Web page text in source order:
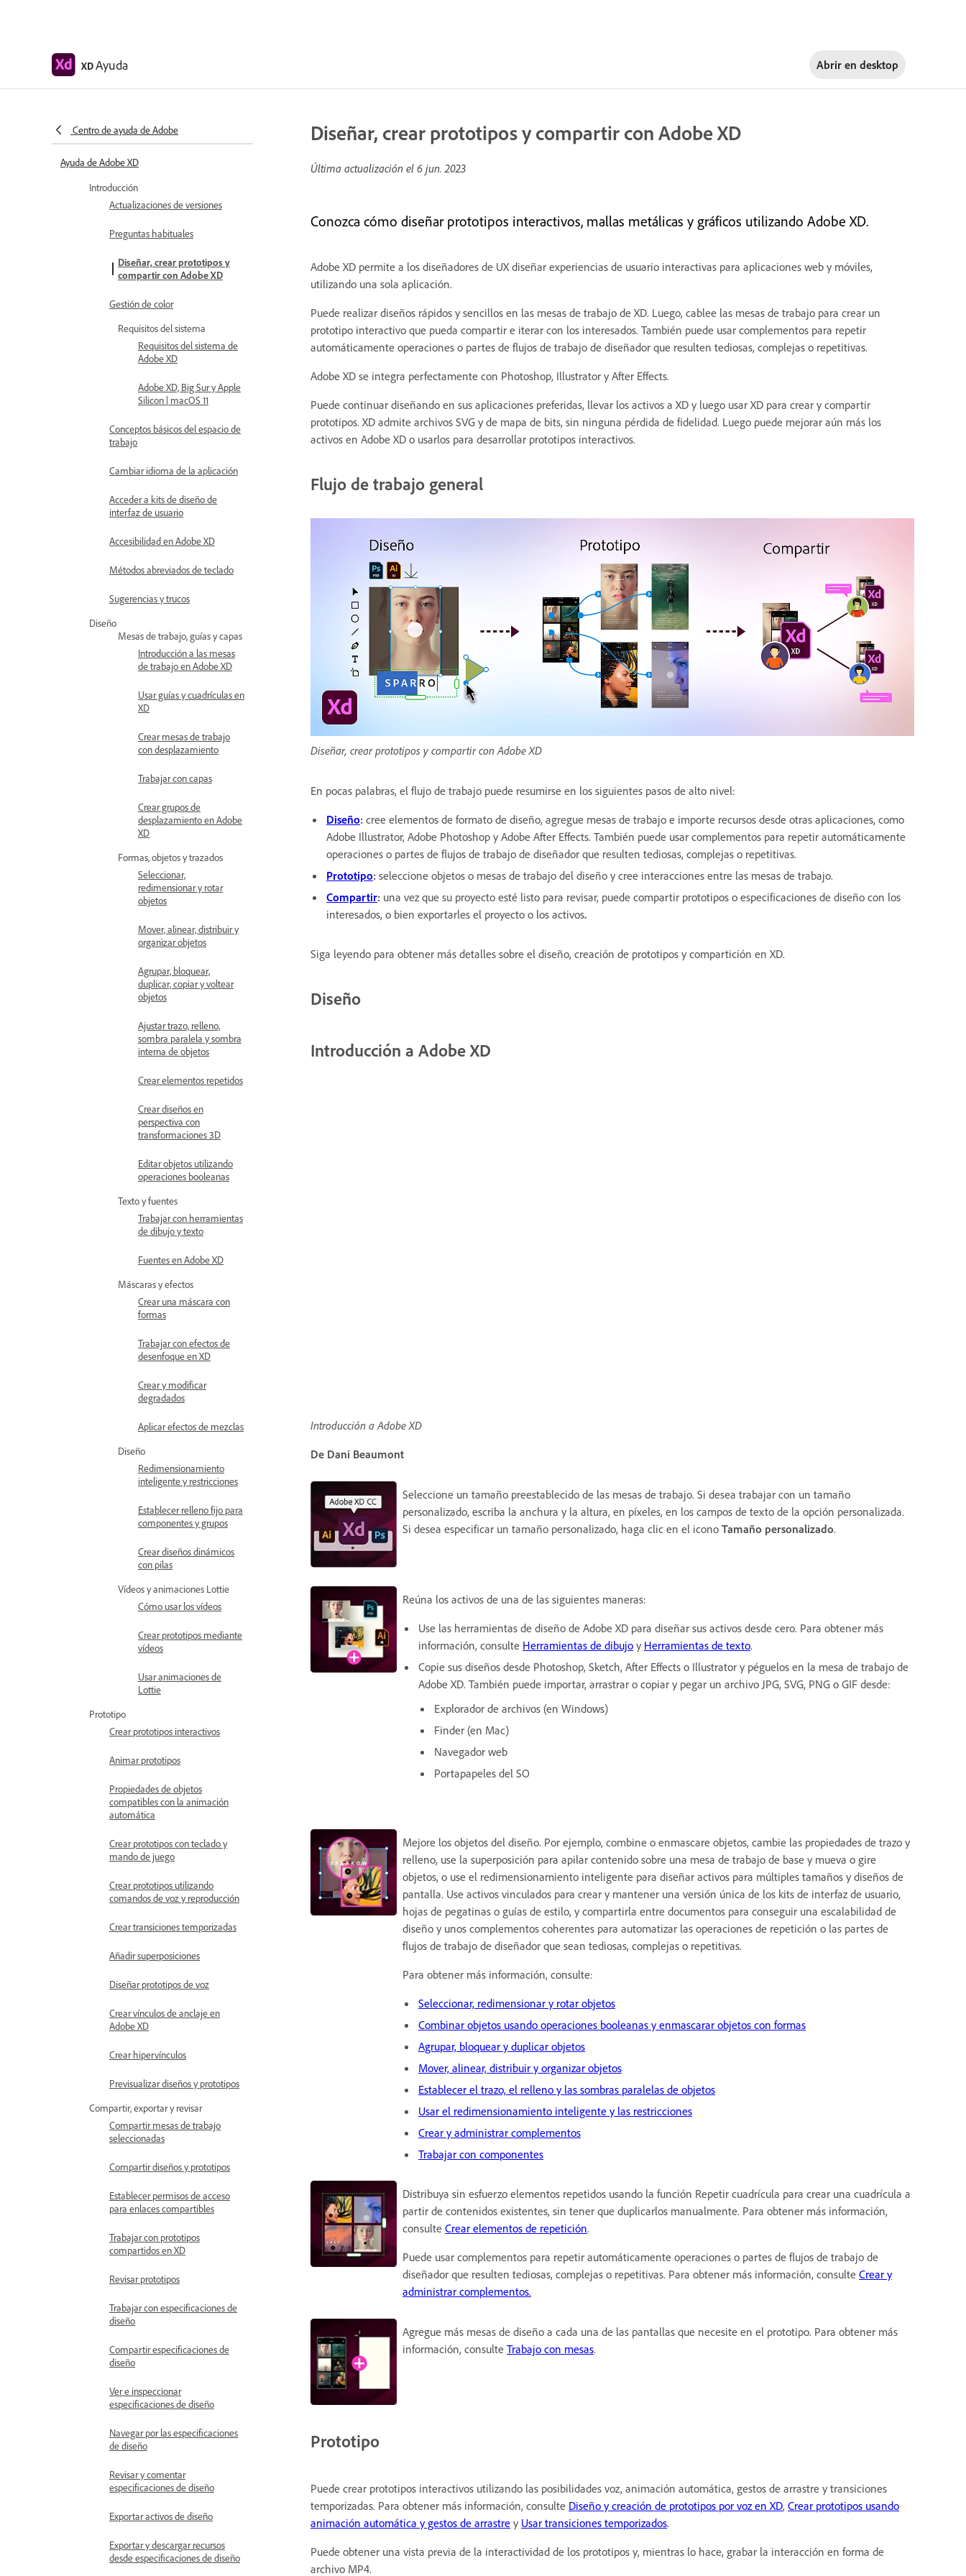
XDAyuda Abrir en desktop
Centro de ayuda de Adobe
Ayuda de Adobe XD
Introducción
Actualizaciones de versiones
Preguntas habituales
Diseñar, crear prototipos y
compartir con Adobe XD
Gestión de color
Requisitos del sistema
Requisitos del sistema de
Adobe XD
Adobe XD, Big Sur y Apple
Silicon | macOS 11
Conceptos básicos del espacio de
trabajo
Cambiar idioma de la aplicación
Acceder a kits de diseño de
interfaz de usuario
Accesibilidad en Adobe XD
Métodos abreviados de teclado
Sugerencias y trucos
Diseño
Mesas de trabajo, guías y capas
Introducción a las mesas
de trabajo en Adobe XD
Usar guías y cuadrículas en
XD
Crear mesas de trabajo
con desplazamiento
Trabajar con capas
Crear grupos de
desplazamiento en Adobe
XD
Formas, objetos y trazados
Seleccionar,
redimensionar y rotar
objetos
Mover, alinear, distribuir y
organizar objetos
Agrupar, bloquear,
duplicar, copiar y voltear
objetos
Ajustar trazo, relleno,
sombra paralela y sombra
interna de objetos
Crear elementos repetidos
Crear diseños en
perspectiva con
transformaciones 3D
Editar objetos utilizando
operaciones booleanas
Texto y fuentes
Trabajar con herramientas
de dibujo y texto
Fuentes en Adobe XD
Máscaras y efectos
Crear una máscara con
formas
Trabajar con efectos de
desenfoque en XD
Crear y modificar
degradados
Aplicar efectos de mezclas
Diseño
Redimensionamiento
inteligente y restricciones
Establecer relleno fijo para
componentes y grupos
Crear diseños dinámicos
con pilas
Vídeos y animaciones Lottie
Cómo usar los vídeos
Crear prototipos mediante
vídeos
Usar animaciones de
Lottie
Prototipo
Crear prototipos interactivos
Animar prototipos
Propiedades de objetos
compatibles con la animación
automática
Crear prototipos con teclado y
mando de juego
Crear prototipos utilizando
comandos de voz y reproducción
Crear transiciones temporizadas
Añadir superposiciones
Diseñar prototipos de voz
Crear vínculos de anclaje en
Adobe XD
Crear hipervínculos
Previsualizar diseños y prototipos
Compartir, exportar y revisar
Compartir mesas de trabajo
seleccionadas
Compartir diseños y prototipos
Establecer permisos de acceso
para enlaces compartibles
Trabajar con prototipos
compartidos en XD
Revisar prototipos
Trabajar con especificaciones de
diseño
Compartir especificaciones de
diseño
Ver e inspeccionar
especificaciones de diseño
Navegar por las especificaciones
de diseño
Revisar y comentar
especificaciones de diseño
Exportar activos de diseño
Exportar y descargar recursos
desde especificaciones de diseño
Diseñar, crear prototipos y compartir con Adobe XD
Última actualización el 6 jun. 2023
Conozca cómo diseñar prototipos interactivos, mallas metálicas y gráficos utilizando Adobe XD.
Adobe XD permite a los diseñadores de UX diseñar experiencias de usuario interactivas para aplicaciones web y móviles,
utilizando una sola aplicación.
Puede realizar diseños rápidos y sencillos en las mesas de trabajo de XD. Luego, cablee las mesas de trabajo para crear un
prototipo interactivo que pueda compartir e iterar con los interesados. También puede usar complementos para repetir
automáticamente operaciones o partes de flujos de trabajo de diseñador que resulten tediosas, complejas o repetitivas.
Adobe XD se integra perfectamente con Photoshop, Illustrator y After Effects.
Puede continuar diseñando en sus aplicaciones preferidas, llevar los activos a XD y luego usar XD para crear y compartir
prototipos. XD admite archivos SVG y de mapa de bits, sin ninguna pérdida de fidelidad. Luego puede mejorar aún más los
activos en Adobe XD o usarlos para desarrollar prototipos interactivos.
Flujo de trabajo general
Diseñar, crear prototipos y compartir con Adobe XD
En pocas palabras, el flujo de trabajo puede resumirse en los siguientes pasos de alto nivel:
Diseño: cree elementos de formato de diseño, agregue mesas de trabajo e importe recursos desde otras aplicaciones, como
Adobe Illustrator, Adobe Photoshop y Adobe After Effects. También puede usar complementos para repetir automáticamente
operaciones o partes de flujos de trabajo de diseñador que resulten tediosas, complejas o repetitivas.
Prototipo: seleccione objetos o mesas de trabajo del diseño y cree interacciones entre las mesas de trabajo.
Compartir: una vez que su proyecto esté listo para revisar, puede compartir prototipos o especificaciones de diseño con los
interesados, o bien exportarles el proyecto o los activos.
Siga leyendo para obtener más detalles sobre el diseño, creación de prototipos y compartición en XD.
Diseño
Introducción a Adobe XD
Introducción a Adobe XD
De Dani Beaumont
Seleccione un tamaño preestablecido de las mesas de trabajo. Si desea trabajar con un tamaño
personalizado, escriba la anchura y la altura, en píxeles, en los campos de texto de la opción personalizada.
Si desea especificar un tamaño personalizado, haga clic en el icono Tamaño personalizado.
Reúna los activos de una de las siguientes maneras:
Use las herramientas de diseño de Adobe XD para diseñar sus activos desde cero. Para obtener más
información, consulte Herramientas de dibujo y Herramientas de texto.
Copie sus diseños desde Photoshop, Sketch, After Effects o Illustrator y péguelos en la mesa de trabajo de
Adobe XD. También puede importar, arrastrar o copiar y pegar un archivo JPG, SVG, PNG o GIF desde:
Explorador de archivos (en Windows)
Finder (en Mac)
Navegador web
Portapapeles del SO
Mejore los objetos del diseño. Por ejemplo, combine o enmascare objetos, cambie las propiedades de trazo y
relleno, use la superposición para apilar contenido sobre una mesa de trabajo de base y mueva o gire
objetos, o use el redimensionamiento inteligente para diseñar activos para múltiples tamaños y diseños de
pantalla. Use activos vinculados para crear y mantener una versión única de los kits de interfaz de usuario,
hojas de pegatinas o guías de estilo, y compartirla entre documentos para conseguir una escalabilidad de
diseño y unos complementos coherentes para automatizar las operaciones de repetición o las partes de
flujos de trabajo de diseñador que sean tediosas, complejas o repetitivas.
Para obtener más información, consulte:
Seleccionar, redimensionar y rotar objetos
Combinar objetos usando operaciones booleanas y enmascarar objetos con formas
Agrupar, bloquear y duplicar objetos
Mover, alinear, distribuir y organizar objetos
Establecer el trazo, el relleno y las sombras paralelas de objetos
Usar el redimensionamiento inteligente y las restricciones
Crear y administrar complementos
Trabajar con componentes
Distribuya sin esfuerzo elementos repetidos usando la función Repetir cuadrícula para crear una cuadrícula a
partir de contenidos existentes, sin tener que duplicarlos manualmente. Para obtener más información,
consulte Crear elementos de repetición.
Puede usar complementos para repetir automáticamente operaciones o partes de flujos de trabajo de
diseñador que resulten tediosas, complejas o repetitivas. Para obtener más información, consulte Crear y
administrar complementos.
Agregue más mesas de diseño a cada una de las pantallas que necesite en el prototipo. Para obtener más
información, consulte Trabajo con mesas.
Prototipo
Puede crear prototipos interactivos utilizando las posibilidades voz, animación automática, gestos de arrastre y transiciones
temporizadas. Para obtener más información, consulte Diseño y creación de prototipos por voz en XD, Crear prototipos usando
animación automática y gestos de arrastre y Usar transiciones temporizados.
Puede obtener una vista previa de la interactividad de los prototipos y, mientras lo hace, grabar la interacción en forma de
archivo MP4.